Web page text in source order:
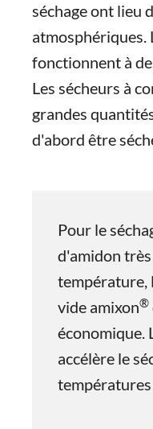
séchage ont lieu
atmosphériques.
fonctionnent à
Les sécheurs à
grandes
d'abord être
Pour le
d'amidon
température,
vide amixon®
économique.
accélère le